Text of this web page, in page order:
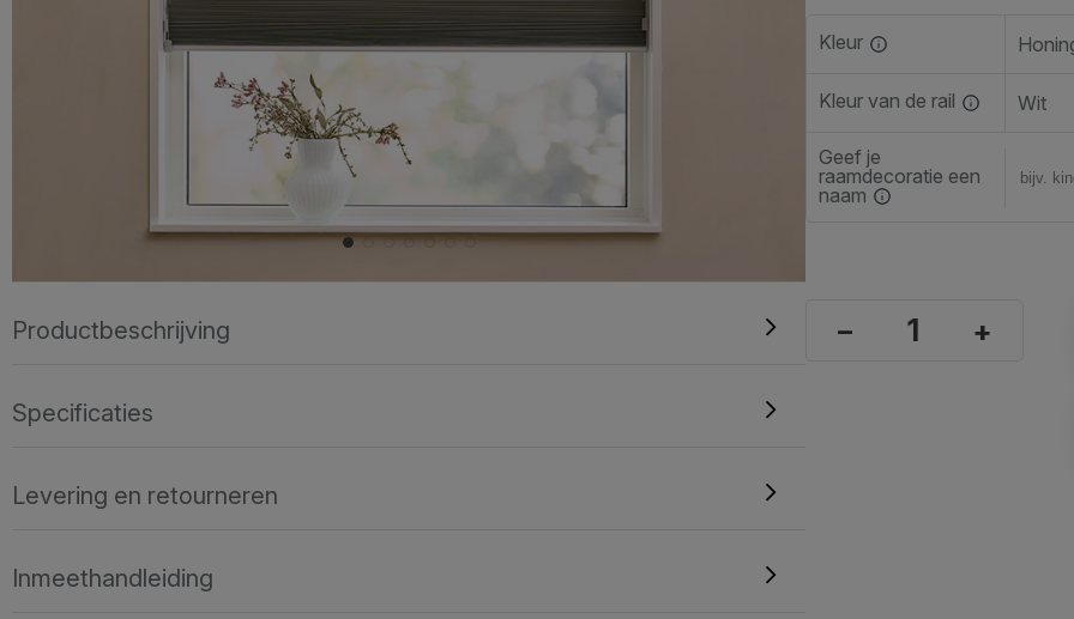
Productbeschrijving
Specificaties
Levering en retourneren
Inmeethandleiding
Kleur
Kleur van de rail Wit
Geef je
raamdecoratie een
naam
– +